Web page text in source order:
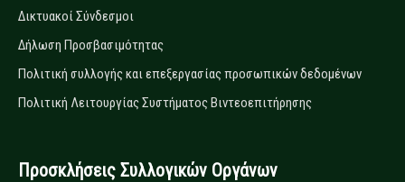
Δικτυακοί Σύνδεσμοι
Δήλωση Προσβασιμότητας
Πολιτική συλλογής και επεξεργασίας προσωπικών δεδομένων
Πολιτική Λειτουργίας Συστήματος Βιντεοεπιτήρησης
Προσκλήσεις Συλλογικών Οργάνων